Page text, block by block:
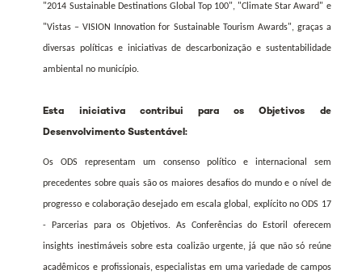
"2014 Sustainable Destinations Global Top 100", "Climate Star Award" e
"Vistas – VISION Innovation for Sustainable Tourism Awards", graças a
diversas políticas e iniciativas de descarbonização e sustentabilidade
ambiental no município.
Esta iniciativa contribui para os Objetivos de
Desenvolvimento Sustentável:
Os ODS representam um consenso político e internacional sem
precedentes sobre quais são os maiores desafios do mundo e o nível de
progresso e colaboração desejado em escala global, explícito no ODS 17
- Parcerias para os Objetivos. As Conferências do Estoril oferecem
insights inestimáveis ​​sobre esta coalizão urgente, já que não só reúne
acadêmicos e profissionais, especialistas em uma variedade de campos